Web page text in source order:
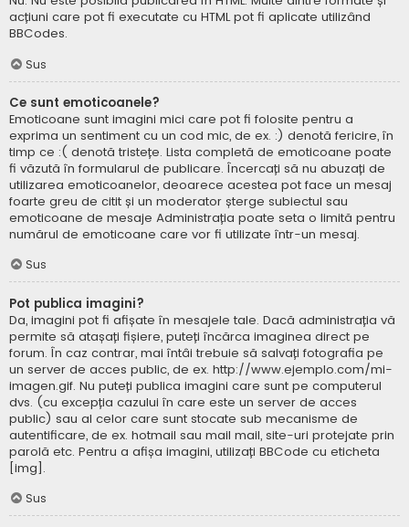
acțiuni care pot fi executate cu HTML pot fi aplicate utilizând
BBCodes.
Sus
Ce sunt emoticoanele?
Emoticoane sunt imagini mici care pot fi folosite pentru a
exprima un sentiment cu un cod mic, de ex. :) denotă fericire, în
timp ce :( denotă tristețe. Lista completă de emoticoane poate
fi văzută în formularul de publicare. Încercați să nu abuzați de
utilizarea emoticoanelor, deoarece acestea pot face un mesaj
foarte greu de citit și un moderator șterge subiectul sau
emoticoane de mesaje Administrația poate seta o limită pentru
numărul de emoticoane care vor fi utilizate într-un mesaj.
Sus
Pot publica imagini?
Da, imagini pot fi afișate în mesajele tale. Dacă administrația vă
permite să atașați fișiere, puteți încărca imaginea direct pe
forum. În caz contrar, mai întâi trebuie să salvați fotografia pe
un server de acces public, de ex. http://www.ejemplo.com/mi-
imagen.gif. Nu puteți publica imagini care sunt pe computerul
dvs. (cu excepția cazului în care este un server de acces
public) sau al celor care sunt stocate sub mecanisme de
autentificare, de ex. hotmail sau mail mail, site-uri protejate prin
parolă etc. Pentru a afișa imagini, utilizați BBCode cu eticheta
[img].
Sus